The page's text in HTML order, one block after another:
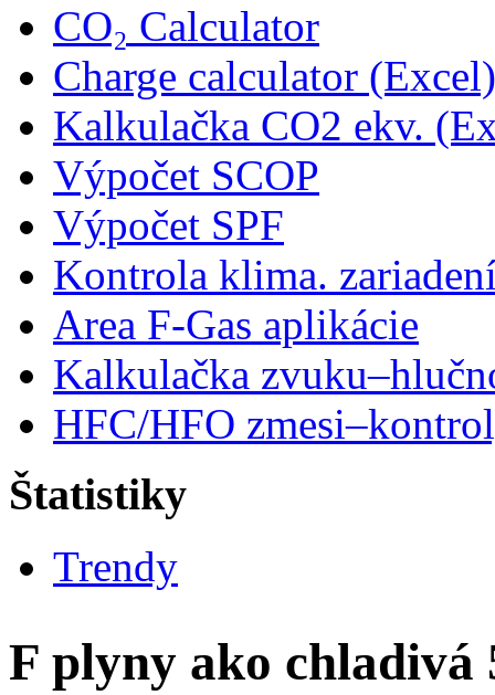
CO₂ Calculator
Charge calculator (Excel)
Kalkulačka CO2 ekv.
Výpočet SCOP
Výpočet SPF
Kontrola klima.
Area F-Gas aplikácie
Kalkulačka
HFC/HFO
Štatistiky
Trendy
F plyny ako chladivá